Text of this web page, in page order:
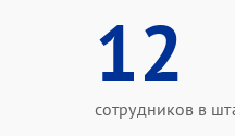
12
сотрудников в